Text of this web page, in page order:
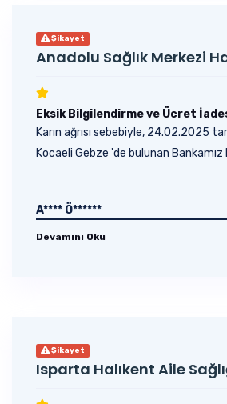
Şikayet
Anadolu Sağlık Merkezi
Eksik Bilgilendirme ve Ücret
Karın ağrısı sebebiyle, 24.02.2025
Kocaeli Gebze 'de bulunan Bankamız
A**** Ö******
Devamını Oku
Şikayet
Isparta Halıkent Aile